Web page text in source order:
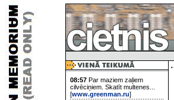
08:57 Par maziem zaļiem
cilvēciņiem. Skatīt multenes...
[www.greenman.ru]